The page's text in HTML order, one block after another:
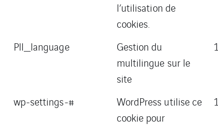
l’utilisation de
cookies.
Pll_language
Gestion du
multilingue sur le
site
wp-settings-#
WordPress utilise ce
cookie pour